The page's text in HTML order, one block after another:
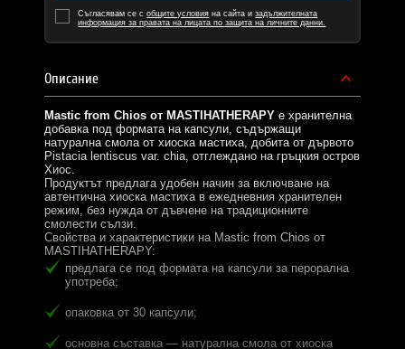
Съгласявам се собщите условия на сайта изадължителната
информация за правата на лицата по защита на личните данни.
Описание
Mastic from Chios от MASTIHATHERAPY е хранителна
добавка под формата на капсули, съдържащи
натурална смола от хиоска мастиха, добита от дървото
Pistacia lentiscus var. chia, отглеждано на гръцкия остров
Хиос.
Продуктът предлага удобен начин за включване на
автентична хиоска мастиха в ежедневния хранителен
режим, без нужда от дъвчене на традиционните
смолести сълзи.
Свойства и характеристики на Mastic from Chios от
MASTIHATHERAPY:
предлага се под формата на капсули за перорална
употреба;
опаковка от 30 капсули;
основна съставка — натурална смола от хиоска